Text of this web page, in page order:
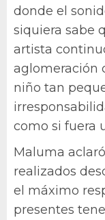
donde el
siquiera sabe
artista
aglomeración
niño tan
como si fuera
Maluma
realizados
el máximo
presentes